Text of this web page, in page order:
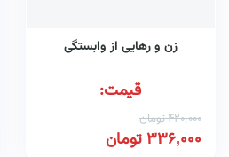
زن و رهایی از وابستگی
قیمت:
420,000تومان
336,000تومان